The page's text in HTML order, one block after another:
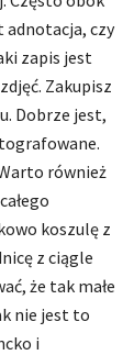
adnotacja, czy
zapis jest
Zakupisz
Dobrze jest,
również
koszulę z
z ciągle
że tak małe
nie jest to
i